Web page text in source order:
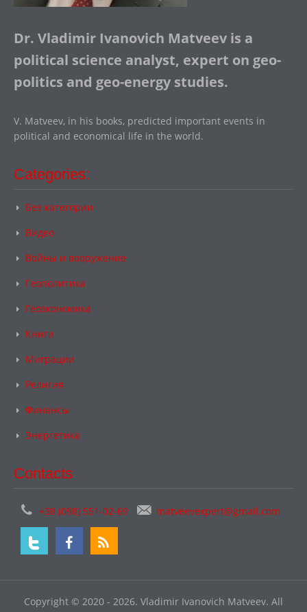
Dr. Vladimir Ivanovich Matveev is a
political science analyst, expert on geo-
politics and geo-energy studies.
V. Matveev, in his books, predicted important events in
political and economical life in the world.
Categories:
Без категории
Видео
Войны и вооружение
Геополитика
Геоэкономика
Книги
Миграции
Религия
Финансы
Энергетика
Contacts
+38 (098) 551-02-69 matveevexpert@gmail.com
Copyright © 2020 - 2026. Vladimir Ivanovich Matveev. All